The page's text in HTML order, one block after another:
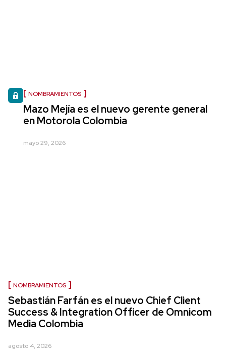
NOMBRAMIENTOS
Mazo Mejía es el nuevo gerente general
en Motorola Colombia
mayo 29, 2026
NOMBRAMIENTOS
Sebastián Farfán es el nuevo Chief Client
Success & Integration Officer de Omnicom
Media Colombia
agosto 4, 2026